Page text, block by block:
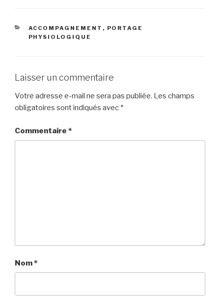
CATÉGORIES
ACCOMPAGNEMENT , PORTAGE
PHYSIOLOGIQUE
Laisser un commentaire
Votre adresse e-mail ne sera pas publiée. Les champs
obligatoires sont indiqués avec *
Commentaire *
Nom*